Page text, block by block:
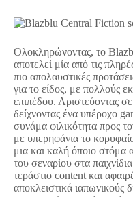
Ολοκληρώνοντας, το
αποτελεί μία από τις
πιο απολαυστικές
για το είδος, με πολλούς
επιπέδου. Αριστεύοντας
δείχνοντας ένα υπέροχο
συνάμα φιλικότητα προς
με υπερηφάνια το
μια και καλή όποιο στόμα
του σεναρίου στα
τεράστιο content και
αποκλειστικά ιαπωνικούς